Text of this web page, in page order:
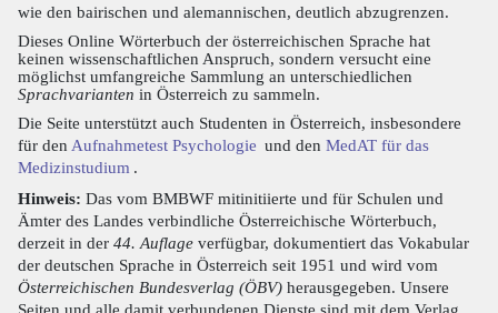
wie den bairischen und alemannischen, deutlich abzugrenzen.
Dieses Online Wörterbuch der österreichischen Sprache hat
keinen wissenschaftlichen Anspruch, sondern versucht eine
möglichst umfangreiche Sammlung an unterschiedlichen
Sprachvarianten in Österreich zu sammeln.
Die Seite unterstützt auch Studenten in Österreich, insbesondere
für den Aufnahmetest Psychologie und den MedAT für das
Medizinstudium .
Hinweis: Das vom BMBWF mitinitiierte und für Schulen und
Ämter des Landes verbindliche Österreichische Wörterbuch,
derzeit in der 44. Auflage verfügbar, dokumentiert das Vokabular
der deutschen Sprache in Österreich seit 1951 und wird vom
Österreichischen Bundesverlag (ÖBV) herausgegeben. Unsere
Seiten und alle damit verbundenen Dienste sind mit dem Verlag